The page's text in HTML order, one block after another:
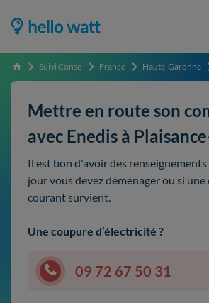
Accueil Suivi Conso France Haute-Garonne
Mettre en route son
avec Enedis à
Il est bon d'avoir des renseignements
jour vous devez déménager ou si
courant survient.
Une coupure d’électricité ?
09 72 67 50 31